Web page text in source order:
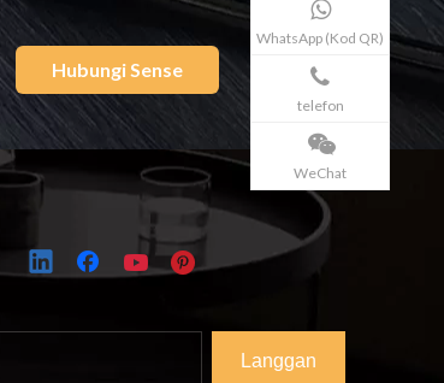
Hubungi Sense
WhatsApp (Kod QR)
telefon
WeChat
Langgan